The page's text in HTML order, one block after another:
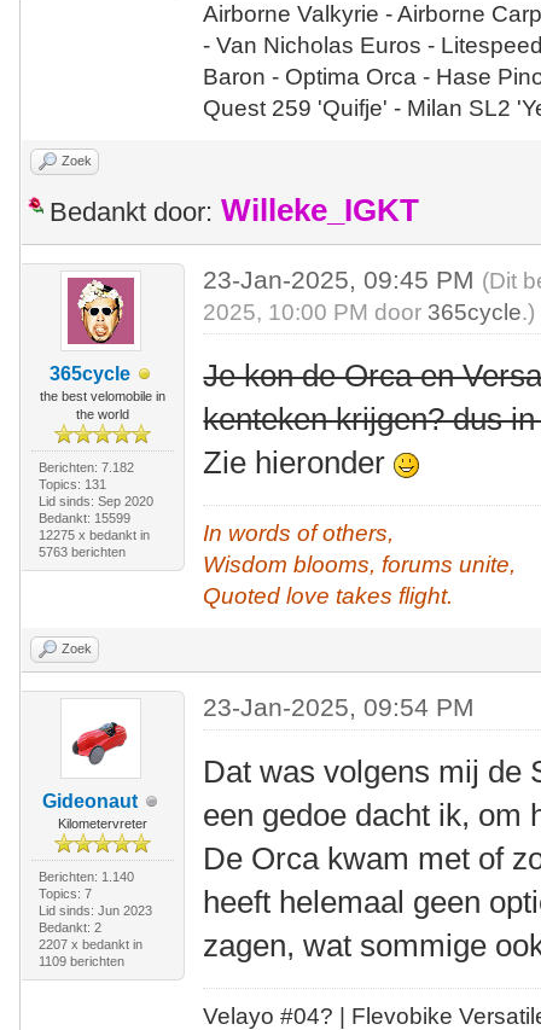
Airborne Valkyrie - Airborne
- Van Nicholas Euros -
Baron - Optima Orca - Hase
Quest 259 'Quifje' - Milan SL2
Zoek
Bedankt door: Willeke_IGKT
365cycle
the best velomobile in
the world
Berichten: 7.182
Topics: 131
Lid sinds: Sep 2020
Bedankt: 15599
12275 x bedankt in
5763 berichten
23-Jan-2025, 09:45 PM (Dit
2025, 10:00 PM door 365cycle.)
Je kon de Orca en
kenteken krijgen? dus
Zie hieronder
In words of others,
Wisdom blooms, forums unite,
Quoted love takes flight.
Zoek
Gideonaut
Kilometervreter
Berichten: 1.140
Topics: 7
Lid sinds: Jun 2023
Bedankt: 2
2207 x bedankt in
1109 berichten
23-Jan-2025, 09:54 PM
Dat was volgens mij de
een gedoe dacht ik, om
De Orca kwam met of
heeft helemaal geen
zagen, wat sommige
Velayo #04? | Flevobike